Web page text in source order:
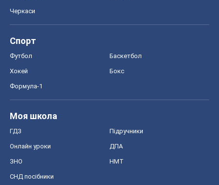
Черкаси
Спорт
Футбол Баскетбол
Хокей Бокс
Формула-1
Моя школа
ГДЗ Підручники
Онлайн уроки ДПА
ЗНО НМТ
СНД посібники